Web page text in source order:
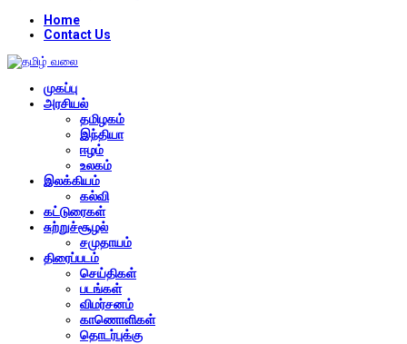
Home
Contact Us
முகப்பு
அரசியல்
தமிழகம்
இந்தியா
ஈழம்
உலகம்
இலக்கியம்
கல்வி
கட்டுரைகள்
சுற்றுச்சூழல்
சமுதாயம்
திரைப்படம்
செய்திகள்
படங்கள்
விமர்சனம்
காணொளிகள்
தொடர்புக்கு